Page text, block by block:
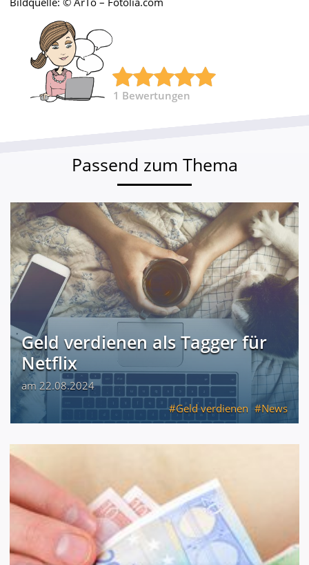
1 Bewertungen
Passend zum Thema
Geld verdienen als Tagger für
Netflix
am 22.08.2024
Geld verdienen
News